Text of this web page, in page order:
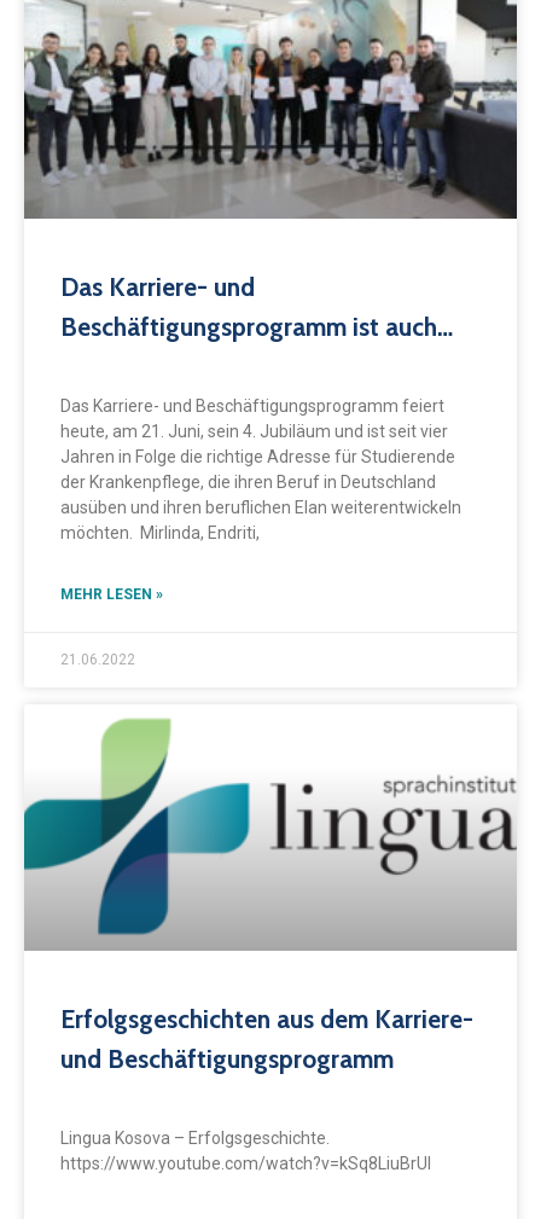
Das Karriere- und
Beschäftigungsprogramm ist auch
Gründung, die richtige Adresse für alle
Studierenden, die in renommierten
Kliniken in Deutschland arbeiten
möchten
Das Karriere- und Beschäftigungsprogramm feiert
heute, am 21. Juni, sein 4. Jubiläum und ist seit vier
Jahren in Folge die richtige Adresse für Studierende
der Krankenpflege, die ihren Beruf in Deutschland
ausüben und ihren beruflichen Elan weiterentwickeln
möchten. Mirlinda, Endriti,
MEHR LESEN »
21.06.2022
Erfolgsgeschichten aus dem Karriere-
und Beschäftigungsprogramm
Lingua Kosova – Erfolgsgeschichte.
https://www.youtube.com/watch?v=kSq8LiuBrUI